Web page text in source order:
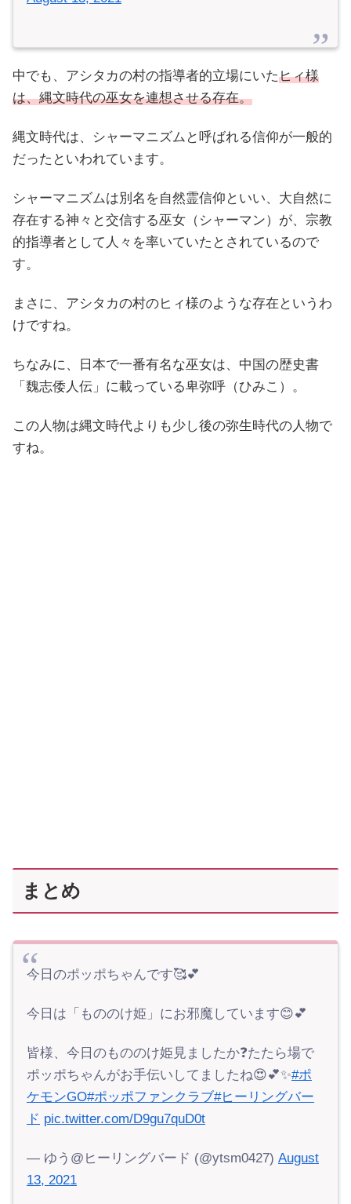
中でも、アシタカの村の指導者的立場にいたヒィ様
は、縄文時代の巫女を連想させる存在。
縄文時代は、シャーマニズムと呼ばれる信仰が一般的
だったといわれています。
シャーマニズムは別名を自然霊信仰といい、大自然に
存在する神々と交信する巫女（シャーマン）が、宗教
的指導者として人々を率いていたとされているので
す。
まさに、アシタカの村のヒィ様のような存在というわ
けですね。
ちなみに、日本で一番有名な巫女は、中国の歴史書
「魏志倭人伝」に載っている卑弥呼（ひみこ）。
この人物は縄文時代よりも少し後の弥生時代の人物で
すね。
まとめ
今日のポッポちゃんです🥰💕
今日は「もののけ姫」にお邪魔しています😊💕
皆様、今日のもののけ姫見ましたか❓たたら場で
ポッポちゃんがお手伝いしてましたね😍💕✨#ポ
ケモンGO#ポッポファンクラブ#ヒーリングバー
ド pic.twitter.com/D9gu7quD0t
— ゆう@ヒーリングバード (@ytsm0427) August
13, 2021